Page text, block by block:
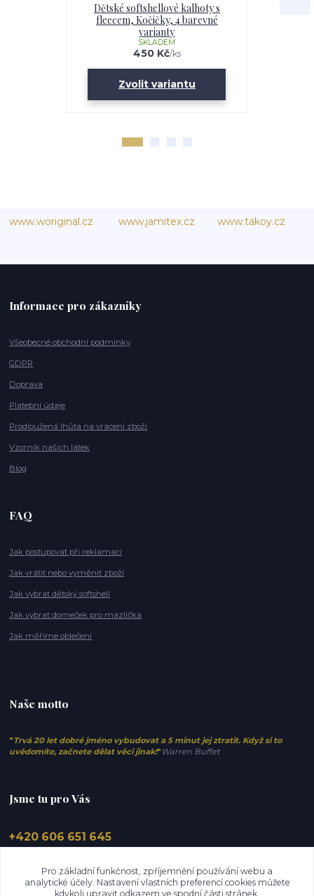
Dětské softshellové kalhoty s
fleecem, Kočičky, 4 barevné
varianty
450 Kč/ks
SKLADEM
Zvolit variantu
www.woriginal.cz www.jamitex.cz www.takoy.cz
Informace pro zákazníky
Všeobecné obchodní podmínky
GDPR
Doprava
Platební údaje
Prodloužená lhůta na vrácení zboží
Vzorník našich látek
Blog
FAQ
Jak postupovat při reklamaci
Jak vrátit nebo vyměnit zboží
Jak vybrat dětský softshell
Jak vybrat domeček pro mazlíčka
Jak měříme oblečení
Naše motto
" Trvá 20 let dobré jméno vybudovat a 5 minut jej ztratit. Když si to
uvědomíte, začnete dělat věci jinak!" Warren Buffet
Jsme tu pro Vás
+420 606 651 645
info@elfino.cz
Pro základní funkčnost, zpříjemnění používání webu a
analytické účely. Nastavení vlastních preferencí cookies můžete
kdykoli upravit odkazem ve spodní části stránek.